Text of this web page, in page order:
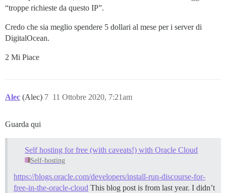
“troppe richieste da questo IP”.
Credo che sia meglio spendere 5 dollari al mese per i server di
DigitalOcean.
2 Mi Piace
Alec (Alec) 11 Ottobre 2020, 7:21am
7
Guarda qui
Self hosting for free (with caveats!) with Oracle Cloud
Self-hosting
https://blogs.oracle.com/developers/install-run-discourse-for-
free-in-the-oracle-cloud This blog post is from last year. I didn’t